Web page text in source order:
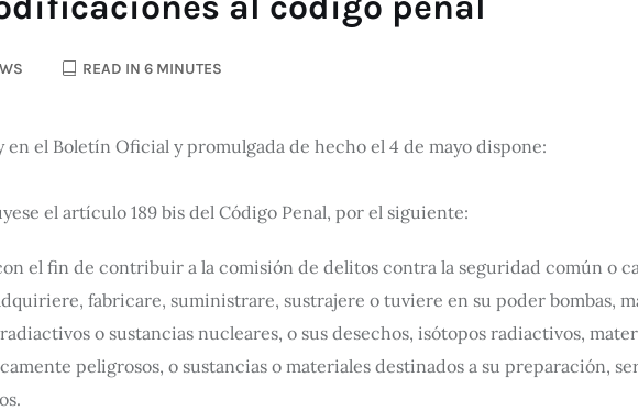
READ IN 6 MINUTES
en el Boletín Oficial y promulgada de hecho el 4 de mayo dispone:
el artículo 189 bis del Código Penal, por el siguiente:
el fin de contribuir a la comisión de delitos contra la seguridad común o
fabricare, suministrare, sustrajere o tuviere en su poder bombas,
o sustancias nucleares, o sus desechos, isótopos radiactivos,
peligrosos, o sustancias o materiales destinados a su preparación,